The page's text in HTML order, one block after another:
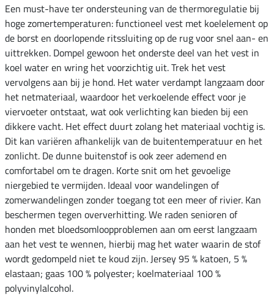
Een must-have ter ondersteuning van de thermoregulatie bij
hoge zomertemperaturen: functioneel vest met koelelement op
de borst en doorlopende ritssluiting op de rug voor snel aan- en
uittrekken. Dompel gewoon het onderste deel van het vest in
koel water en wring het voorzichtig uit. Trek het vest
vervolgens aan bij je hond. Het water verdampt langzaam door
het netmateriaal, waardoor het verkoelende effect voor je
viervoeter ontstaat, wat ook verlichting kan bieden bij een
dikkere vacht. Het effect duurt zolang het materiaal vochtig is.
Dit kan variëren afhankelijk van de buitentemperatuur en het
zonlicht. De dunne buitenstof is ook zeer ademend en
comfortabel om te dragen. Korte snit om het gevoelige
niergebied te vermijden. Ideaal voor wandelingen of
zomerwandelingen zonder toegang tot een meer of rivier. Kan
beschermen tegen oververhitting. We raden senioren of
honden met bloedsomloopproblemen aan om eerst langzaam
aan het vest te wennen, hierbij mag het water waarin de stof
wordt gedompeld niet te koud zijn. Jersey 95 % katoen, 5 %
elastaan; gaas 100 % polyester; koelmateriaal 100 %
polyvinylalcohol.